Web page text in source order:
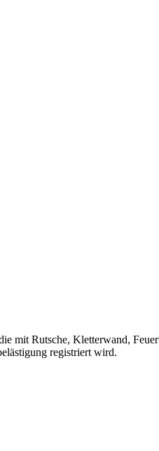
mit Rutsche, Kletterwand,
registriert wird.